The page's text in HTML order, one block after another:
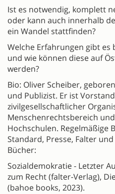
Ist es notwendig, komplett
oder kann auch innerhalb
ein Wandel stattfinden?
Welche Erfahrungen gibt
und wie können diese auf
werden?
Bio: Oliver Scheiber,
und Publizist. Er ist
zivilgesellschaftlicher
Menschenrechtsbereich
Hochschulen. Regelmäßige
Standard, Presse, Falter
Bücher:
Sozialdemokratie - Letzter
zum Recht (falter-Verlag),
(bahoe books, 2023).